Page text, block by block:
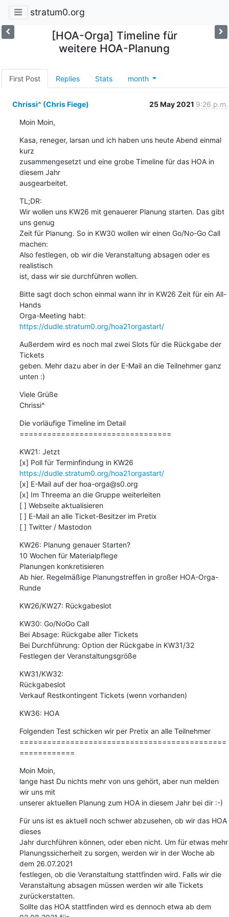
stratum0.org
[HOA-Orga] Timeline für
weitere HOA-Planung
First Post Replies Stats month
Chrissi^ (Chris Fiege) 25 May 2021 9:26 p.m.
Moin Moin,
Kasa, reneger, larsan und ich haben uns heute Abend einmal
kurz
zusammengesetzt und eine grobe Timeline für das HOA in
diesem Jahr
ausgearbeitet.
TL;DR:
Wir wollen uns KW26 mit genauerer Planung starten. Das gibt
uns genug
Zeit für Planung. So in KW30 wollen wir einen Go/No-Go Call
machen:
Also festlegen, ob wir die Veranstaltung absagen oder es
realistisch
ist, dass wir sie durchführen wollen.
Bitte sagt doch schon einmal wann ihr in KW26 Zeit für ein All-
Hands
https://dudle.stratum0.org/hoa21orgastart/
Außerdem wird es noch mal zwei Slots für die Rückgabe der
Tickets
geben. Mehr dazu aber in der E-Mail an die Teilnehmer ganz
unten :)
Viele Grüße
Chrissi^
Die vorläufige Timeline im Detail
=================================
KW21: Jetzt
https://dudle.stratum0.org/hoa21orgastart/
[x] E-Mail auf der hoa-orga@s0.org
[x] Im Threema an die Gruppe weiterleiten
[ ] Webseite aktualisieren
[ ] E-Mail an alle Ticket-Besitzer im Pretix
[ ] Twitter / Mastodon
KW26: Planung genauer Starten?
10 Wochen für Materialpflege
Planungen konkretisieren
Ab hier. Regelmäßige Planungstreffen in großer HOA-Orga-
Runde
KW26/KW27: Rückgabeslot
KW30: Go/NoGo Call
Bei Absage: Rückgabe aller Tickets
Bei Durchführung: Option der Rückgabe in KW31/32
Festlegen der Veranstaltungsgröße
KW31/KW32:
Rückgabeslot
Verkauf Restkontingent Tickets (wenn vorhanden)
KW36: HOA
Folgenden Test schicken wir per Pretix an alle Teilnehmer
=============================================
============
Moin Moin,
lange hast Du nichts mehr von uns gehört, aber nun melden
wir uns mit
unserer aktuellen Planung zum HOA in diesem Jahr bei dir :-)
Für uns ist es aktuell noch schwer abzusehen, ob wir das HOA
dieses
Jahr durchführen können, oder eben nicht. Um für etwas mehr
Planungssicherheit zu sorgen, werden wir in der Woche ab
dem 26.07.2021
festlegen, ob die Veranstaltung stattfinden wird. Falls wir die
Veranstaltung absagen müssen werden wir alle Tickets
zurückerstatten.
Sollte das HOA stattfinden wird es dennoch etwa ab dem